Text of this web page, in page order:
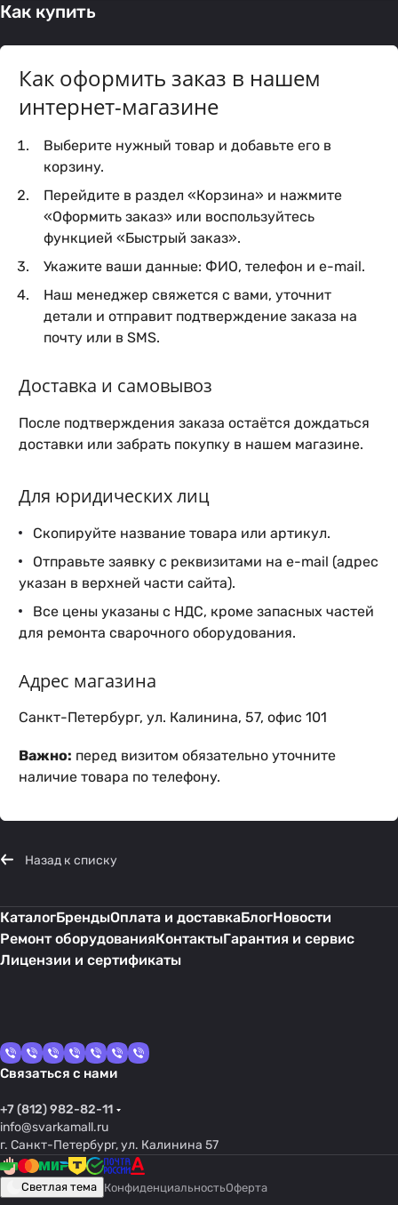
Как купить
Как оформить заказ в нашем
интернет-магазине
Выберите нужный товар и добавьте его в
корзину.
Перейдите в раздел «Корзина» и нажмите
«Оформить заказ» или воспользуйтесь
функцией «Быстрый заказ».
Укажите ваши данные: ФИО, телефон и e-mail.
Наш менеджер свяжется с вами, уточнит
детали и отправит подтверждение заказа на
почту или в SMS.
Доставка и самовывоз
После подтверждения заказа остаётся дождаться
доставки или забрать покупку в нашем магазине.
Для юридических лиц
Скопируйте название товара или артикул.
Отправьте заявку с реквизитами на e-mail (адрес
указан в верхней части сайта).
Все цены указаны с НДС, кроме запасных частей
для ремонта сварочного оборудования.
Адрес магазина
Санкт-Петербург, ул. Калинина, 57, офис 101
Важно: перед визитом обязательно уточните
наличие товара по телефону.
Назад к списку
КаталогБрендыОплата и доставкаБлогНовости
Ремонт оборудованияКонтактыГарантия и сервис
Лицензии и сертификаты
Связаться с нами
+7 (812) 982-82-11
info@svarkamall.ru
г. Санкт-Петербург, ул. Калинина 57
Светлая тема КонфиденциальностьОферта